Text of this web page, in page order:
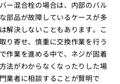
ー混合栓の場合は、内部のバル
部品が故障しているケースが多
解決しないこともあります。こ
り寄せ、慎重に交換作業を行う
作業を進める中で、ネジが固着
法がわからなくなったりした場
業者に相談することが賢明で